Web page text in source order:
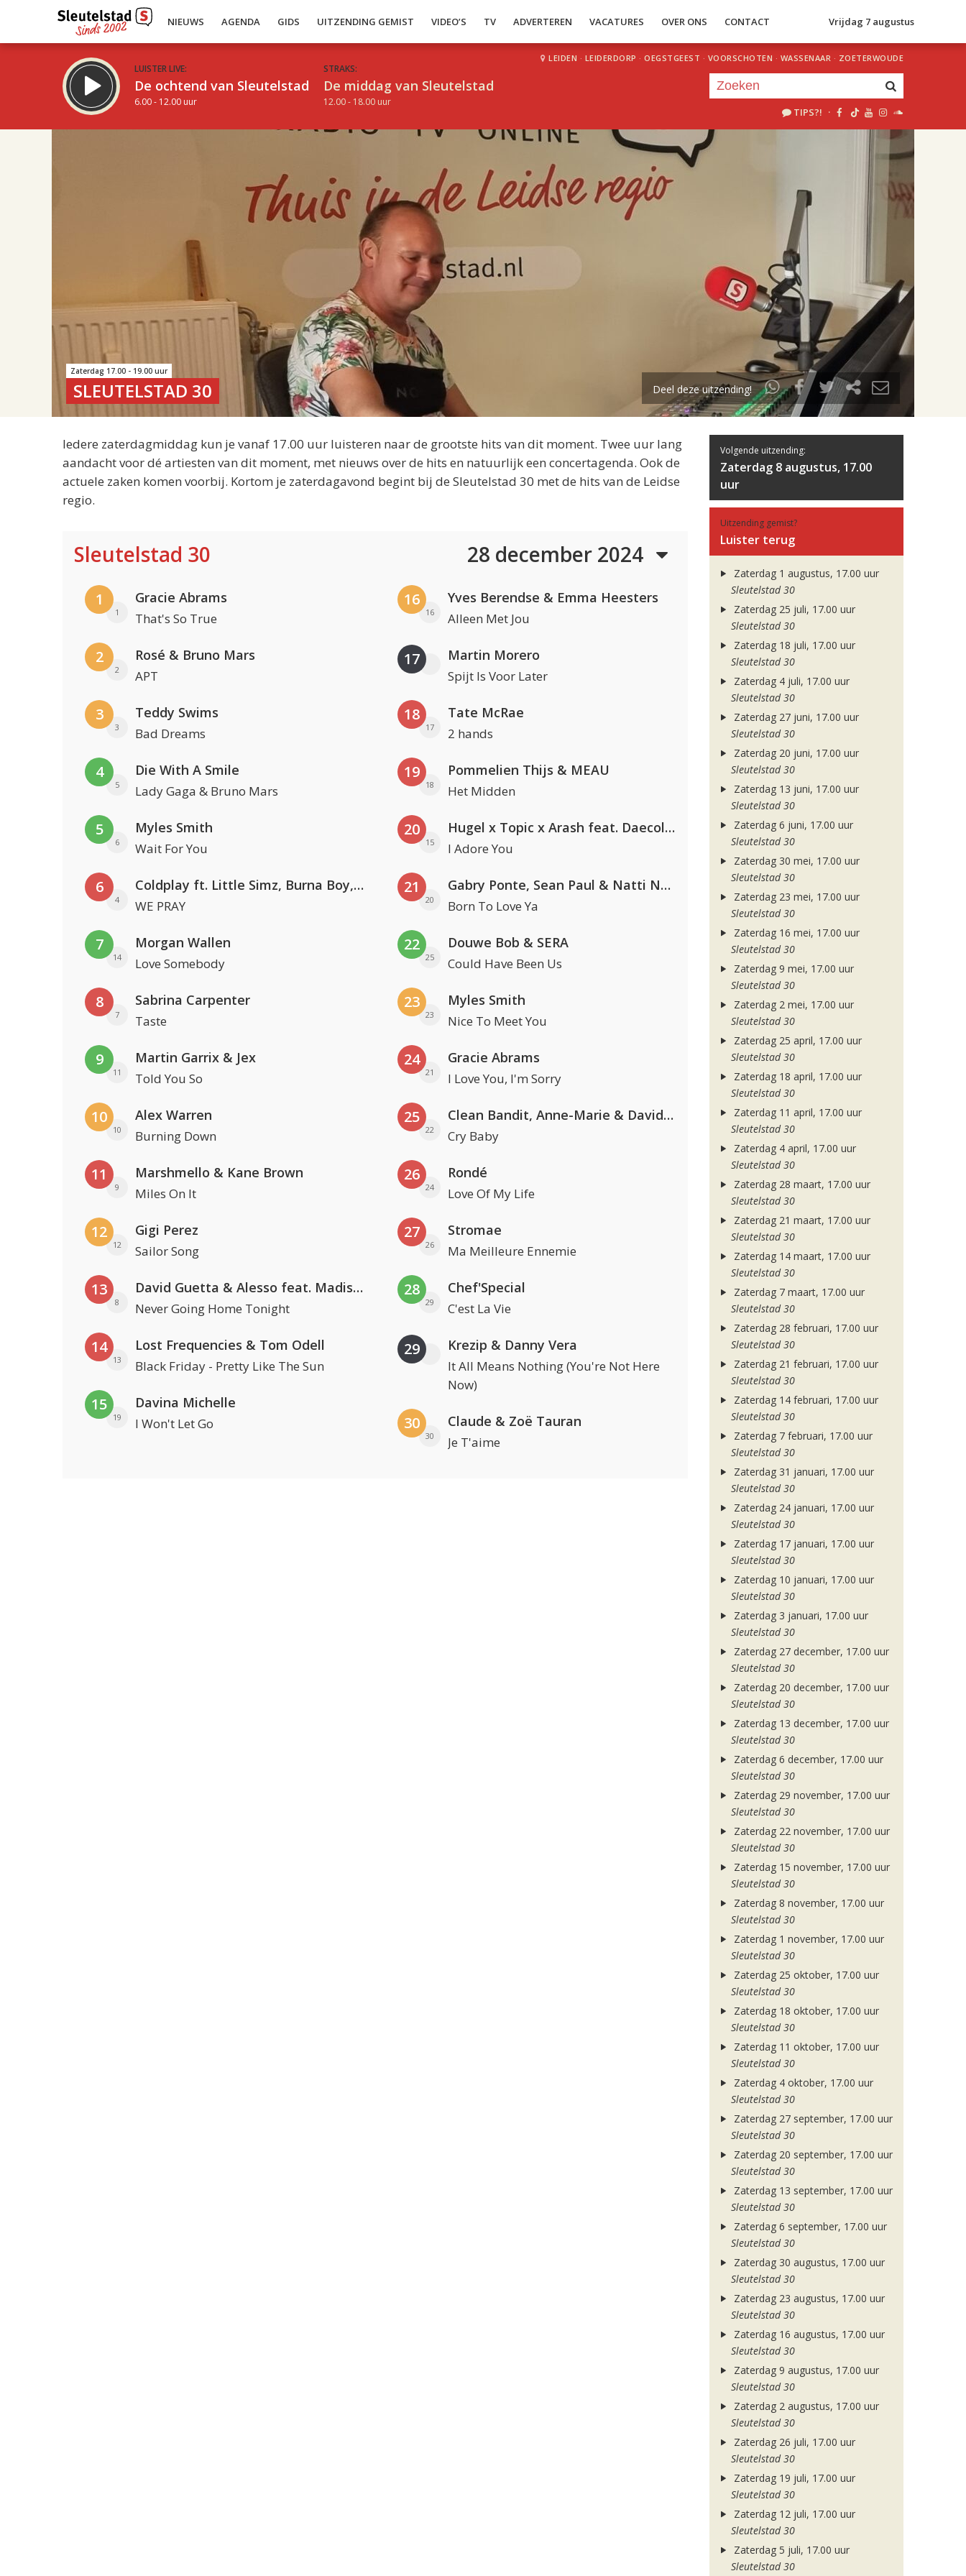
NIEUWS AGENDA GIDS UITZENDING GEMIST VIDEO’S TV ADVERTEREN VACATURES OVER ONS CONTACT Vrijdag 7 augustus
LUISTER LIVE:
De ochtend van Sleutelstad
6.00 - 12.00 uur
STRAKS:
De middag van Sleutelstad
12.00 - 18.00 uur
LEIDEN · LEIDERDORP · OEGSTGEEST · VOORSCHOTEN · WASSENAAR · ZOETERWOUDE
TIPS?! ·
uur 1 van 2
Volgend uur
Zaterdag 17.00 - 19.00 uur
SLEUTELSTAD 30 Deel deze uitzending!
Iedere zaterdagmiddag kun je vanaf 17.00 uur luisteren naar de grootste hits van dit moment. Twee uur lang
aandacht voor dé artiesten van dit moment, met nieuws over de hits en natuurlijk een concertagenda. Ook de
actuele zaken komen voorbij. Kortom je zaterdagavond begint bij de Sleutelstad 30 met de hits van de Leidse
regio.
Sleutelstad 30 28 december 2024
1
1
Gracie Abrams
That's So True
2
2
Rosé & Bruno Mars
APT
3
3
Teddy Swims
Bad Dreams
4
5
Die With A Smile
Lady Gaga & Bruno Mars
5
6
Myles Smith
Wait For You
6
4
Coldplay ft. Little Simz, Burna Boy, Elyanna & Tini
WE PRAY
7
14
Morgan Wallen
Love Somebody
8
7
Sabrina Carpenter
Taste
9
11
Martin Garrix & Jex
Told You So
10
10
Alex Warren
Burning Down
11
9
Marshmello & Kane Brown
Miles On It
12
12
Gigi Perez
Sailor Song
13
8
David Guetta & Alesso feat. Madison Love
Never Going Home Tonight
14
13
Lost Frequencies & Tom Odell
Black Friday - Pretty Like The Sun
15
19
Davina Michelle
I Won't Let Go
16
16
Yves Berendse & Emma Heesters
Alleen Met Jou
17 Martin Morero
Spijt Is Voor Later
18
17
Tate McRae
2 hands
19
18
Pommelien Thijs & MEAU
Het Midden
20
15
Hugel x Topic x Arash feat. Daecolm
I Adore You
21
20
Gabry Ponte, Sean Paul & Natti Natasha
Born To Love Ya
22
25
Douwe Bob & SERA
Could Have Been Us
23
23
Myles Smith
Nice To Meet You
24
21
Gracie Abrams
I Love You, I'm Sorry
25
22
Clean Bandit, Anne-Marie & David Guetta
Cry Baby
26
24
Rondé
Love Of My Life
27
26
Stromae
Ma Meilleure Ennemie
28
29
Chef'Special
C'est La Vie
29 Krezip & Danny Vera
It All Means Nothing (You're Not Here
Now)
30
30
Claude & Zoë Tauran
Je T'aime
Volgende uitzending:
Zaterdag 8 augustus, 17.00
uur
Uitzending gemist?
Luister terug
Zaterdag 1 augustus, 17.00 uur
Sleutelstad 30
Zaterdag 25 juli, 17.00 uur
Sleutelstad 30
Zaterdag 18 juli, 17.00 uur
Sleutelstad 30
Zaterdag 4 juli, 17.00 uur
Sleutelstad 30
Zaterdag 27 juni, 17.00 uur
Sleutelstad 30
Zaterdag 20 juni, 17.00 uur
Sleutelstad 30
Zaterdag 13 juni, 17.00 uur
Sleutelstad 30
Zaterdag 6 juni, 17.00 uur
Sleutelstad 30
Zaterdag 30 mei, 17.00 uur
Sleutelstad 30
Zaterdag 23 mei, 17.00 uur
Sleutelstad 30
Zaterdag 16 mei, 17.00 uur
Sleutelstad 30
Zaterdag 9 mei, 17.00 uur
Sleutelstad 30
Zaterdag 2 mei, 17.00 uur
Sleutelstad 30
Zaterdag 25 april, 17.00 uur
Sleutelstad 30
Zaterdag 18 april, 17.00 uur
Sleutelstad 30
Zaterdag 11 april, 17.00 uur
Sleutelstad 30
Zaterdag 4 april, 17.00 uur
Sleutelstad 30
Zaterdag 28 maart, 17.00 uur
Sleutelstad 30
Zaterdag 21 maart, 17.00 uur
Sleutelstad 30
Zaterdag 14 maart, 17.00 uur
Sleutelstad 30
Zaterdag 7 maart, 17.00 uur
Sleutelstad 30
Zaterdag 28 februari, 17.00 uur
Sleutelstad 30
Zaterdag 21 februari, 17.00 uur
Sleutelstad 30
Zaterdag 14 februari, 17.00 uur
Sleutelstad 30
Zaterdag 7 februari, 17.00 uur
Sleutelstad 30
Zaterdag 31 januari, 17.00 uur
Sleutelstad 30
Zaterdag 24 januari, 17.00 uur
Sleutelstad 30
Zaterdag 17 januari, 17.00 uur
Sleutelstad 30
Zaterdag 10 januari, 17.00 uur
Sleutelstad 30
Zaterdag 3 januari, 17.00 uur
Sleutelstad 30
Zaterdag 27 december, 17.00 uur
Sleutelstad 30
Zaterdag 20 december, 17.00 uur
Sleutelstad 30
Zaterdag 13 december, 17.00 uur
Sleutelstad 30
Zaterdag 6 december, 17.00 uur
Sleutelstad 30
Zaterdag 29 november, 17.00 uur
Sleutelstad 30
Zaterdag 22 november, 17.00 uur
Sleutelstad 30
Zaterdag 15 november, 17.00 uur
Sleutelstad 30
Zaterdag 8 november, 17.00 uur
Sleutelstad 30
Zaterdag 1 november, 17.00 uur
Sleutelstad 30
Zaterdag 25 oktober, 17.00 uur
Sleutelstad 30
Zaterdag 18 oktober, 17.00 uur
Sleutelstad 30
Zaterdag 11 oktober, 17.00 uur
Sleutelstad 30
Zaterdag 4 oktober, 17.00 uur
Sleutelstad 30
Zaterdag 27 september, 17.00 uur
Sleutelstad 30
Zaterdag 20 september, 17.00 uur
Sleutelstad 30
Zaterdag 13 september, 17.00 uur
Sleutelstad 30
Zaterdag 6 september, 17.00 uur
Sleutelstad 30
Zaterdag 30 augustus, 17.00 uur
Sleutelstad 30
Zaterdag 23 augustus, 17.00 uur
Sleutelstad 30
Zaterdag 16 augustus, 17.00 uur
Sleutelstad 30
Zaterdag 9 augustus, 17.00 uur
Sleutelstad 30
Zaterdag 2 augustus, 17.00 uur
Sleutelstad 30
Zaterdag 26 juli, 17.00 uur
Sleutelstad 30
Zaterdag 19 juli, 17.00 uur
Sleutelstad 30
Zaterdag 12 juli, 17.00 uur
Sleutelstad 30
Zaterdag 5 juli, 17.00 uur
Sleutelstad 30